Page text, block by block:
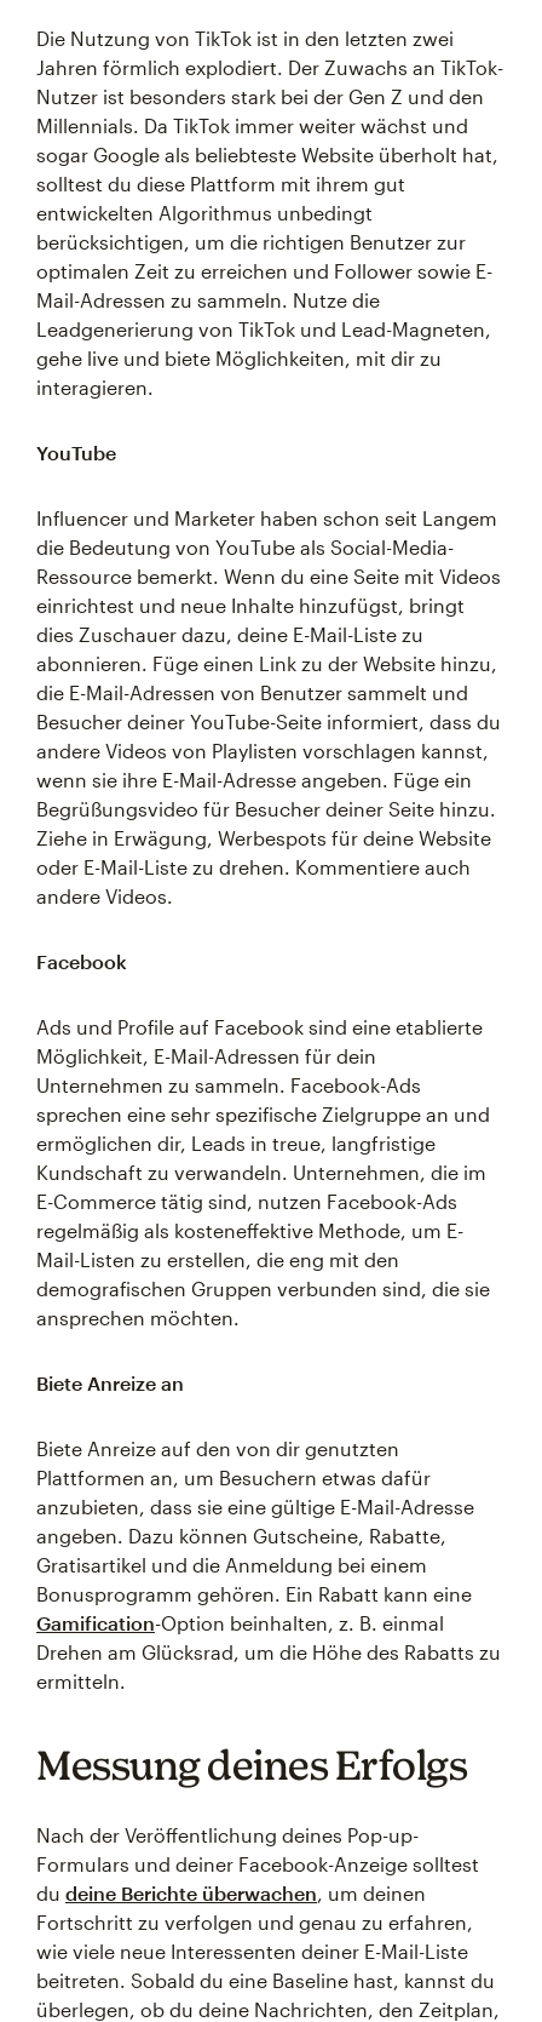
Die Nutzung von TikTok ist in den letzten zwei
Jahren förmlich explodiert. Der Zuwachs an TikTok-
Nutzer ist besonders stark bei der Gen Z und den
Millennials. Da TikTok immer weiter wächst und
sogar Google als beliebteste Website überholt hat,
solltest du diese Plattform mit ihrem gut
entwickelten Algorithmus unbedingt
berücksichtigen, um die richtigen Benutzer zur
optimalen Zeit zu erreichen und Follower sowie E-
Mail-Adressen zu sammeln. Nutze die
Leadgenerierung von TikTok und Lead-Magneten,
gehe live und biete Möglichkeiten, mit dir zu
interagieren.
YouTube
Influencer und Marketer haben schon seit Langem
die Bedeutung von YouTube als Social-Media-
Ressource bemerkt. Wenn du eine Seite mit Videos
einrichtest und neue Inhalte hinzufügst, bringt
dies Zuschauer dazu, deine E-Mail-Liste zu
abonnieren. Füge einen Link zu der Website hinzu,
die E-Mail-Adressen von Benutzer sammelt und
Besucher deiner YouTube-Seite informiert, dass du
andere Videos von Playlisten vorschlagen kannst,
wenn sie ihre E-Mail-Adresse angeben. Füge ein
Begrüßungsvideo für Besucher deiner Seite hinzu.
Ziehe in Erwägung, Werbespots für deine Website
oder E-Mail-Liste zu drehen. Kommentiere auch
andere Videos.
Facebook
Ads und Profile auf Facebook sind eine etablierte
Möglichkeit, E-Mail-Adressen für dein
Unternehmen zu sammeln. Facebook-Ads
sprechen eine sehr spezifische Zielgruppe an und
ermöglichen dir, Leads in treue, langfristige
Kundschaft zu verwandeln. Unternehmen, die im
E-Commerce tätig sind, nutzen Facebook-Ads
regelmäßig als kosteneffektive Methode, um E-
Mail-Listen zu erstellen, die eng mit den
demografischen Gruppen verbunden sind, die sie
ansprechen möchten.
Biete Anreize an
Biete Anreize auf den von dir genutzten
Plattformen an, um Besuchern etwas dafür
anzubieten, dass sie eine gültige E-Mail-Adresse
angeben. Dazu können Gutscheine, Rabatte,
Gratisartikel und die Anmeldung bei einem
Bonusprogramm gehören. Ein Rabatt kann eine
Gamification-Option beinhalten, z. B. einmal
Drehen am Glücksrad, um die Höhe des Rabatts zu
ermitteln.
Messung deines Erfolgs
Nach der Veröffentlichung deines Pop-up-
Formulars und deiner Facebook-Anzeige solltest
du deine Berichte überwachen , um deinen
Fortschritt zu verfolgen und genau zu erfahren,
wie viele neue Interessenten deiner E-Mail-Liste
beitreten. Sobald du eine Baseline hast, kannst du
überlegen, ob du deine Nachrichten, den Zeitplan,